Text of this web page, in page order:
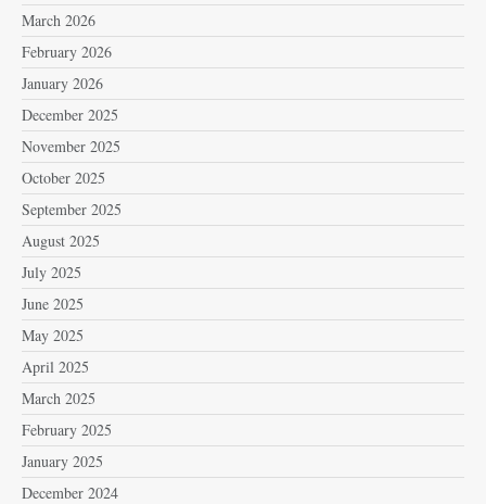
March 2026
February 2026
January 2026
December 2025
November 2025
October 2025
September 2025
August 2025
July 2025
June 2025
May 2025
April 2025
March 2025
February 2025
January 2025
December 2024